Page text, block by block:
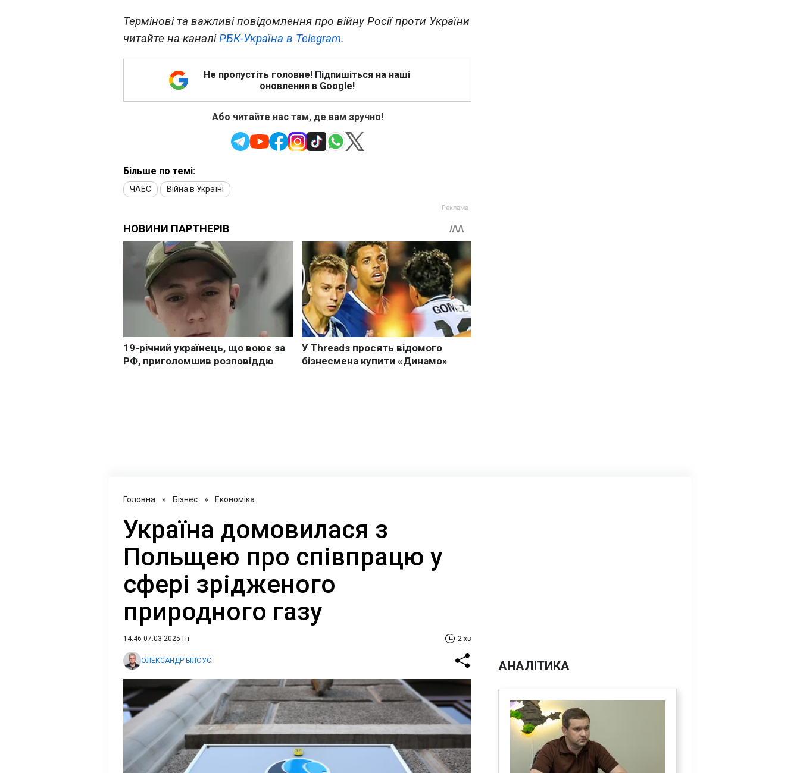
Термінові та важливі повідомлення про війну Росії проти України
читайте на каналіРБК-Україна в Telegram.
Не пропустіть головне! Підпишіться на наші
оновлення в Google!
Або читайте нас там, де вам зручно!
Більше по темі:
ЧАЕС Війна в Україні
Головна » Бізнес » Економіка
Україна домовилася з
Польщею про співпрацю у
сфері зрідженого
природного газу
14:46 07.03.2025 Пт 2 хв
ОЛЕКСАНДР БІЛОУС АНАЛІТИКА